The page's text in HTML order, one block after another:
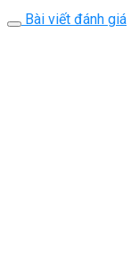
Bài viết đánh giá